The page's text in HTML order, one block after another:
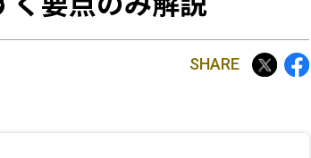
グループ企業一覧
SHARE